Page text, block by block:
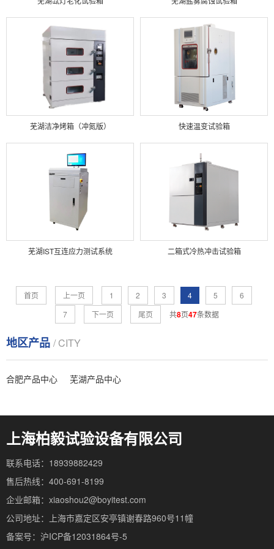
芜湖洁净烤箱（冲氮版） 快速温变试验箱
芜湖IST互连应力测试系统 二箱式冷热冲击试验箱
首页 上一页 1 2 3 4 5
6
7
下一页 尾页 共8页47条数据
地区产品 / CITY
合肥产品中心 芜湖产品中心
上海柏毅试验设备有限公司
联系电话：18939882429
售后热线：400-691-8199
企业邮箱：xiaoshou2@boyitest.com
公司地址：上海市嘉定区安亭镇谢春路960号11幢
备案号：沪ICP备12031864号-5